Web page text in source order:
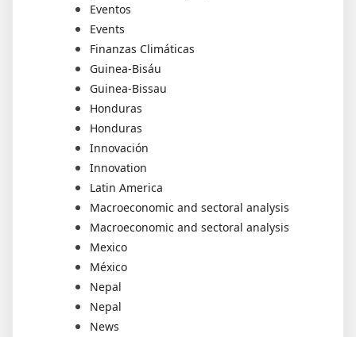
Eventos
Events
Finanzas Climáticas
Guinea-Bisáu
Guinea-Bissau
Honduras
Honduras
Innovación
Innovation
Latin America
Macroeconomic and sectoral analysis
Macroeconomic and sectoral analysis
Mexico
México
Nepal
Nepal
News